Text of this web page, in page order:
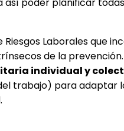
Laborales que
de la
individual y
trabajo) para adaptar